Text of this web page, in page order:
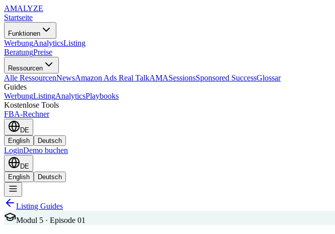
AMALYZE
Startseite
Funktionen
WerbungAnalyticsListing
BeratungPreise
Ressourcen
Alle RessourcenNewsAmazon Ads Real TalkAMASessionsSponsored SuccessGlossar
Guides
WerbungListingAnalyticsPlaybooks
Kostenlose Tools
FBA-Rechner
DE
English
Deutsch
LoginDemo buchen
DE
English
Deutsch
Listing Guides
Modul 5 · Episode 01